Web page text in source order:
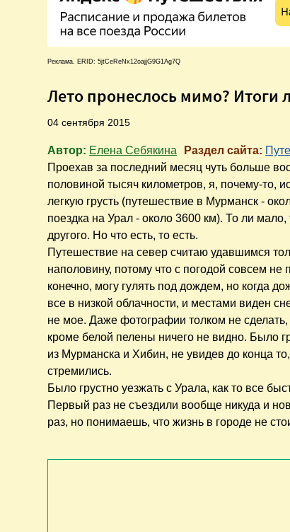
Реклама. ERID: 5jtCeReNx12oajjG9G1Ag7Q
Лето пронеслось мимо?
04 сентября 2015
Автор: Елена Себякина Раздел сайта:
Проехав за последний месяц чуть больше
половиной тысяч километров, я, почему-то,
легкую грусть (путешествие в Мурманск -
поездка на Урал - около 3600 км). То ли мало,
другого. Но что есть, то есть.
Путешествие на север считаю удавшимся
наполовину, потому что с погодой совсем не
конечно, могу гулять под дождем, но когда
все в низкой облачности, и местами виден
не мое. Даже фотографии толком не
кроме белой пелены ничего не видно. Было
из Мурманска и Хибин, не увидев до конца
стремились.
Было грустно уезжать с Урала, как то все
Первый раз не съездили вообще никуда и
раз, но понимаешь, что жизнь в городе не